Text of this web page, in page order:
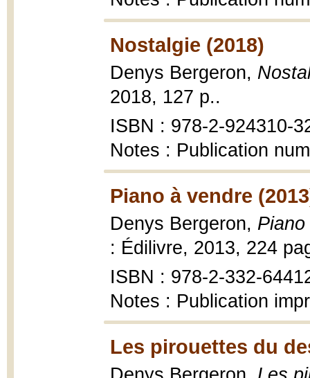
Nostalgie (2018)
Denys Bergeron,
2018, 127 p..
ISBN : 978-2-924310-
Notes : Publication
Piano à vendre
Denys Bergeron,
: Édilivre, 2013, 224
ISBN : 978-2-332-
Notes : Publication
Les pirouettes du